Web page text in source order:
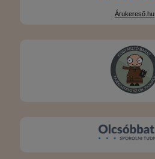
Árukereső.hu